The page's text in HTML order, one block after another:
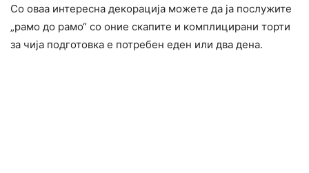
Со оваа интересна декорација можете да ја послужите
„рамо до рамо“ со оние скапите и комплицирани торти
за чија подготовка е потребен еден или два дена.